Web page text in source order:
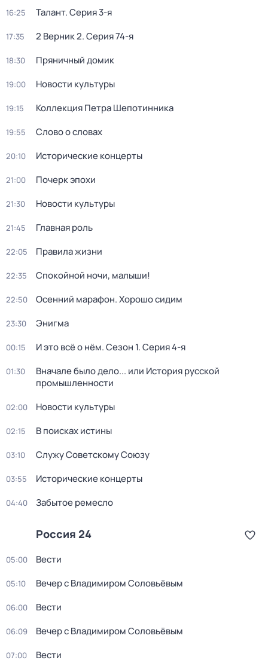
16:25 Талант. Серия 3-я
17:35 2 Верник 2. Серия 74-я
18:30 Пряничный домик
19:00 Новости культуры
19:15 Коллекция Петра Шепотинника
19:55 Слово о словах
20:10 Исторические концерты
21:00 Почерк эпохи
21:30 Новости культуры
21:45 Главная роль
22:05 Правила жизни
22:35 Спокойной ночи, малыши!
22:50 Осенний марафон. Хорошо сидим
23:30 Энигма
00:15 И это всё о нём. Сезон 1. Серия 4-я
01:30
Вначале было дело... или История русской
промышленности
02:00 Новости культуры
02:15 В поисках истины
03:10 Служу Советскому Союзу
03:55 Исторические концерты
04:40 Забытое ремесло
Россия 24
05:00 Вести
05:10 Вечер с Владимиром Соловьёвым
06:00 Вести
06:09 Вечер с Владимиром Соловьёвым
07:00 Вести